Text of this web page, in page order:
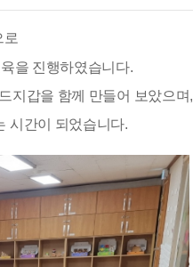
로
을 진행하였습니다.
지갑을 함께 만들어 보았으며,
는 시간이 되었습니다.